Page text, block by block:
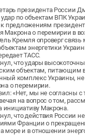
президента России
удар по объектам ВПК
предложениям
о перемирии в
Кремля опроверг
энергетики
ТАСС.
что удары
объектам, питающим
комплекс Украины, не
о перемирии.
«Нет, мы не согласны с
на вопрос о том,
инициативу Макрона.
что действия России
Франции о
море и в отношении